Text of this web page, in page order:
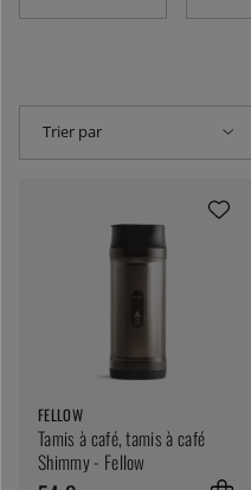
Trier par
FELLOW
Tamis à café, tamis à café
Shimmy - Fellow